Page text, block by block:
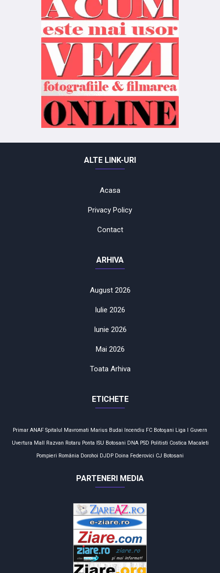
ALTE LINK-URI
Acasa
Privacy Policy
Contact
ARHIVA
August 2026
Iulie 2026
Iunie 2026
Mai 2026
Toata Arhiva
ETICHETE
Primar ANAF Spitalul Mavromati Marius Budai Incendiu FC Botoşani Liga I Guvern
Uvertura Mall Razvan Rotaru Ponta ISU Botosani DNA PSD Politisti Costica Macaleti
Pompieri România Dorohoi DJDP Doina Federovici CJ Botosani
PARTENERI MEDIA